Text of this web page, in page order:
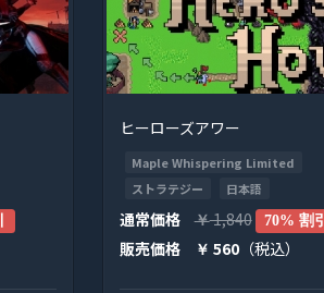
ヒーローズアワー
Maple Whispering Limited
ストラテジー
日本語
通常価格 ￥1,840 70% 割引
販売価格 ￥ 560（税込）